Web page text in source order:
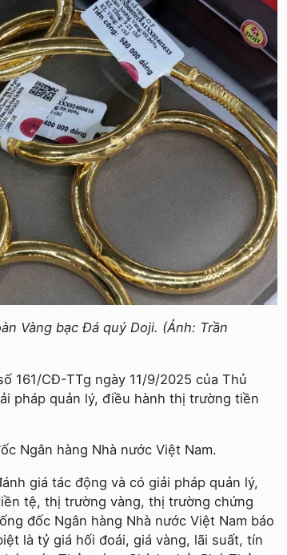
Vàng bạc Đá quý Doji. (Ảnh: Trần
161/CĐ-TTg ngày 11/9/2025 của Thủ
pháp quản lý, điều hành thị trường tiền
Ngân hàng Nhà nước Việt Nam.
giá tác động và có giải pháp quản lý,
tệ, thị trường vàng, thị trường chứng
đốc Ngân hàng Nhà nước Việt Nam báo
là tỷ giá hối đoái, giá vàng, lãi suất, tín